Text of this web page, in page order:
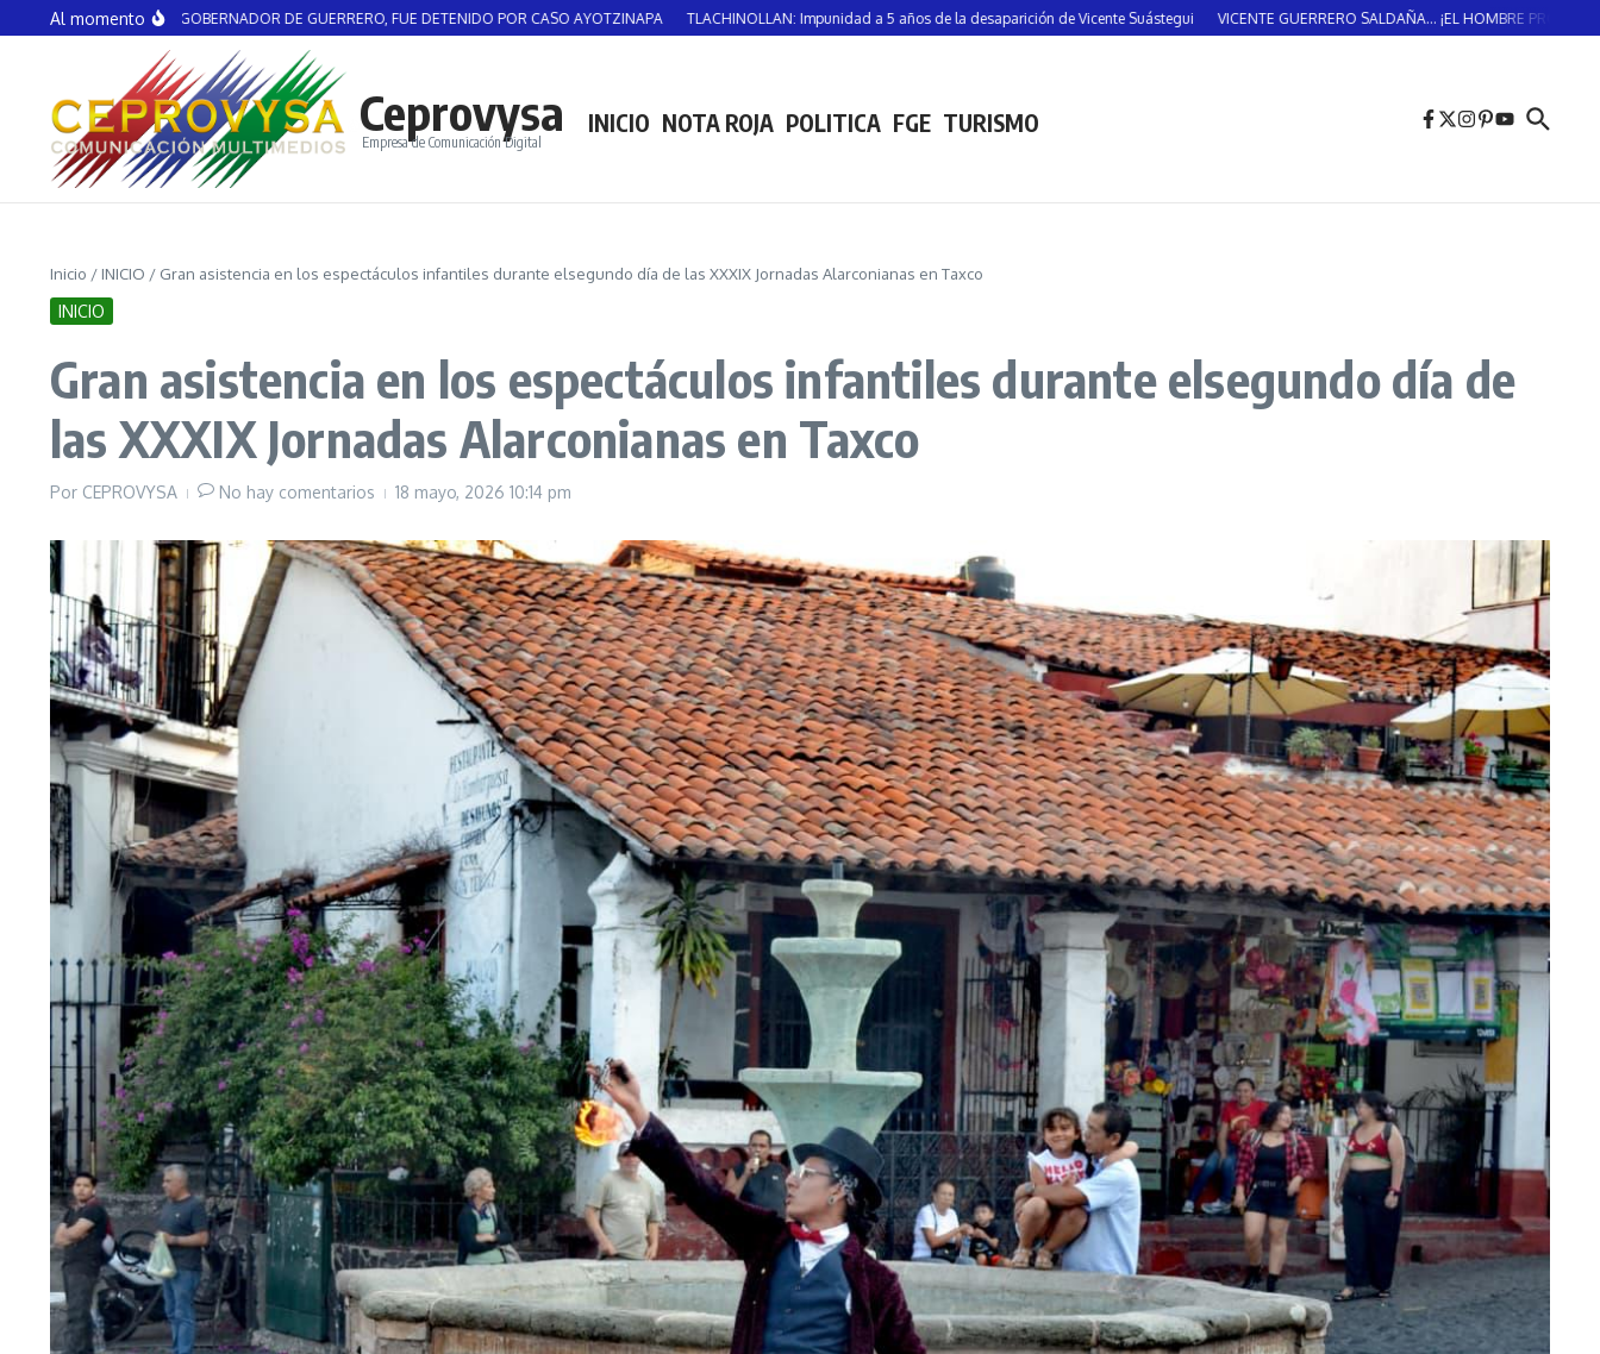
Saltar al contenido
Al momento
AGUIRRE, EX GOBERNADOR DE GUERRERO, FUE DETENIDO POR CASO AYOTZINAPA TLACHINOLLAN: Impunidad a 5 años de la desaparición de Vicente Suástegui VICENTE GUERRERO SALDAÑA… ¡EL HOMBRE PROVIDENCIAL!…
Ceprovysa
Empresa de Comunicación Digital
INICIO NOTA ROJA POLITICA FGE TURISMO
Inicio / INICIO / Gran asistencia en los espectáculos infantiles durante elsegundo día de las XXXIX Jornadas Alarconianas en Taxco
INICIO
Gran asistencia en los espectáculos infantiles durante elsegundo día de
las XXXIX Jornadas Alarconianas en Taxco
Por CEPROVYSA No hay comentarios 18 mayo, 2026 10:14 pm